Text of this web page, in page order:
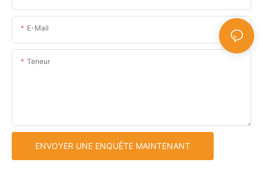
E-Mail
Teneur
ENVOYER UNE ENQUÊTE MAINTENANT